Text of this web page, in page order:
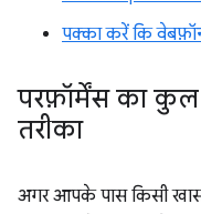
पक्का करें कि
परफ़ॉर्मेंस का
तरीका
अगर आपके पास किसी